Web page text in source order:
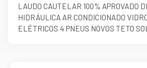
LAUDO CAUTELAR 100% APROVADO
HIDRÁULICA AR CONDICIONADO
ELÉTRICOS 4 PNEUS NOVOS TETO